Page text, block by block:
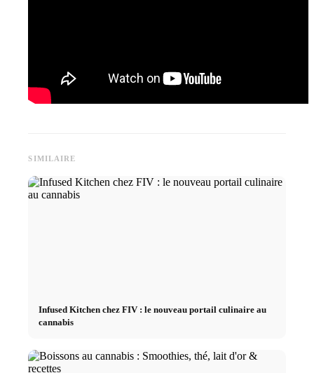
SIMILAIRE
Infused Kitchen chez FIV : le nouveau portail culinaire au
cannabis